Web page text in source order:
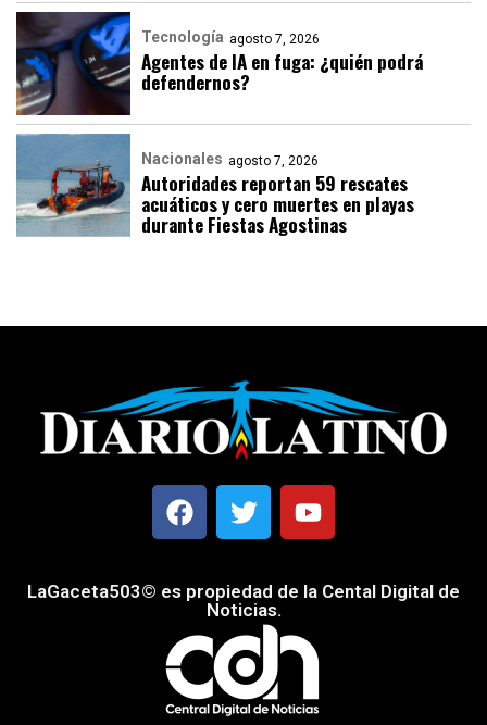
Tecnología agosto 7, 2026
Agentes de IA en fuga: ¿quién podrá
defendernos?
Nacionales agosto 7, 2026
Autoridades reportan 59 rescates
acuáticos y cero muertes en playas
durante Fiestas Agostinas
LaGaceta503© es propiedad de la Cental Digital de
Noticias.